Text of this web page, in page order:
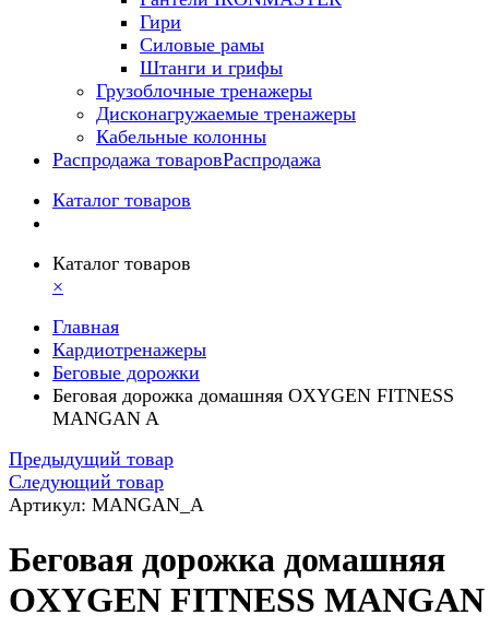
Гири
Силовые рамы
Штанги и грифы
Грузоблочные тренажеры
Дисконагружаемые тренажеры
Кабельные колонны
Распродажа товаровРаспродажа
Каталог товаров
Каталог товаров
×
Главная
Кардиотренажеры
Беговые дорожки
Беговая дорожка домашняя OXYGEN FITNESS
MANGAN A
Предыдущий товар
Следующий товар
Артикул: MANGAN_A
Беговая дорожка домашняя
OXYGEN FITNESS